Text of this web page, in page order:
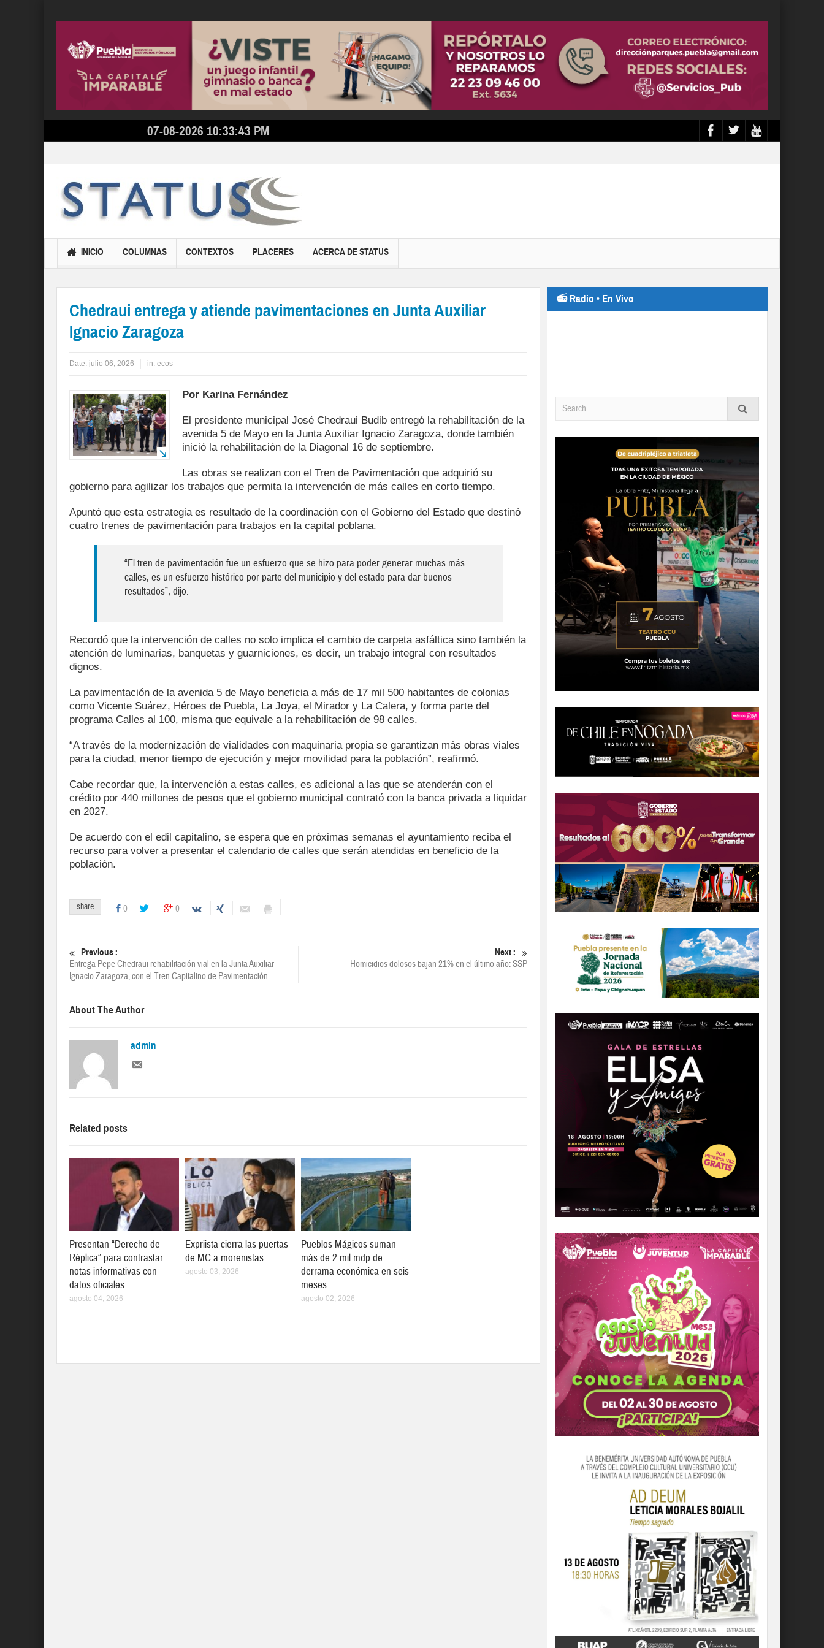
07-08-2026 10:33:43 PM
INICIO COLUMNAS CONTEXTOS PLACERES ACERCA DE STATUS
Chedraui entrega y atiende pavimentaciones en Junta Auxiliar
Ignacio Zaragoza
Date: julio 06, 2026 in: ecos
Por Karina Fernández
El presidente municipal José Chedraui Budib entregó la rehabilitación de la
avenida 5 de Mayo en la Junta Auxiliar Ignacio Zaragoza, donde también
inició la rehabilitación de la Diagonal 16 de septiembre.
Las obras se realizan con el Tren de Pavimentación que adquirió su
gobierno para agilizar los trabajos que permita la intervención de más calles en corto tiempo.
Apuntó que esta estrategia es resultado de la coordinación con el Gobierno del Estado que destinó
cuatro trenes de pavimentación para trabajos en la capital poblana.
“El tren de pavimentación fue un esfuerzo que se hizo para poder generar muchas más
calles, es un esfuerzo histórico por parte del municipio y del estado para dar buenos
resultados”, dijo.
Recordó que la intervención de calles no solo implica el cambio de carpeta asfáltica sino también la
atención de luminarias, banquetas y guarniciones, es decir, un trabajo integral con resultados
dignos.
La pavimentación de la avenida 5 de Mayo beneficia a más de 17 mil 500 habitantes de colonias
como Vicente Suárez, Héroes de Puebla, La Joya, el Mirador y La Calera, y forma parte del
programa Calles al 100, misma que equivale a la rehabilitación de 98 calles.
“A través de la modernización de vialidades con maquinaria propia se garantizan más obras viales
para la ciudad, menor tiempo de ejecución y mejor movilidad para la población”, reafirmó.
Cabe recordar que, la intervención a estas calles, es adicional a las que se atenderán con el
crédito por 440 millones de pesos que el gobierno municipal contrató con la banca privada a liquidar
en 2027.
De acuerdo con el edil capitalino, se espera que en próximas semanas el ayuntamiento reciba el
recurso para volver a presentar el calendario de calles que serán atendidas en beneficio de la
población.
share 0 0
Previous :
Entrega Pepe Chedraui rehabilitación vial en la Junta Auxiliar
Ignacio Zaragoza, con el Tren Capitalino de Pavimentación
Next :
Homicidios dolosos bajan 21% en el último año: SSP
About The Author
admin
Related posts
Presentan “Derecho de
Réplica” para contrastar
notas informativas con
datos oficiales
agosto 04, 2026
Expriista cierra las puertas
de MC a morenistas
agosto 03, 2026
Pueblos Mágicos suman
más de 2 mil mdp de
derrama económica en seis
meses
agosto 02, 2026
📻 Radio • En Vivo